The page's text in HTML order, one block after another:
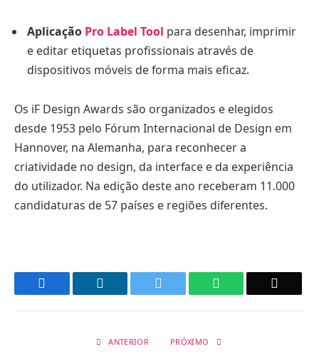
Aplicação Pro Label Tool para desenhar, imprimir
e editar etiquetas profissionais através de
dispositivos móveis de forma mais eficaz.
Os iF Design Awards são organizados e elegidos
desde 1953 pelo Fórum Internacional de Design em
Hannover, na Alemanha, para reconhecer a
criatividade no design, da interface e da experiência
do utilizador. Na edição deste ano receberam 11.000
candidaturas de 57 países e regiões diferentes.
WhatsApp
ANTERIOR PRÓXIMO